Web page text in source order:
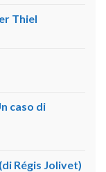
Thiel
caso di
Régis Jolivet)